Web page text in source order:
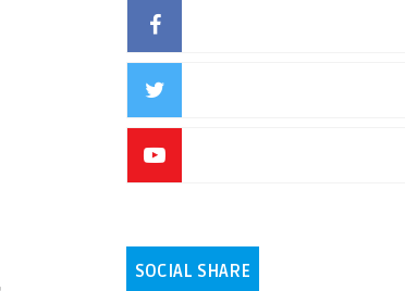
SOCIAL SHARE